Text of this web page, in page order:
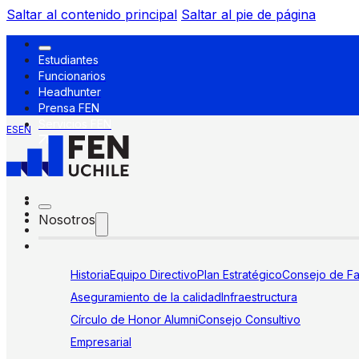
Saltar al contenido principal Saltar al pie de página
Estudiantes
Funcionarios
Headhunter
Prensa FEN
ESEN
Nosotros
HistoriaEquipo DirectivoPlan EstratégicoConsejo de
Aseguramiento de la calidadInfraestructura
Círculo de Honor AlumniConsejo Consultivo
Empresarial